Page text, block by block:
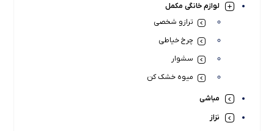
لوازم خانگی مکمل
ترازو شخصی
چرخ خیاطی
سشوار
میوه خشک کن
مباشی
نزاز